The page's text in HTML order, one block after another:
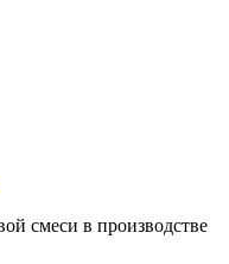
смеси в производстве